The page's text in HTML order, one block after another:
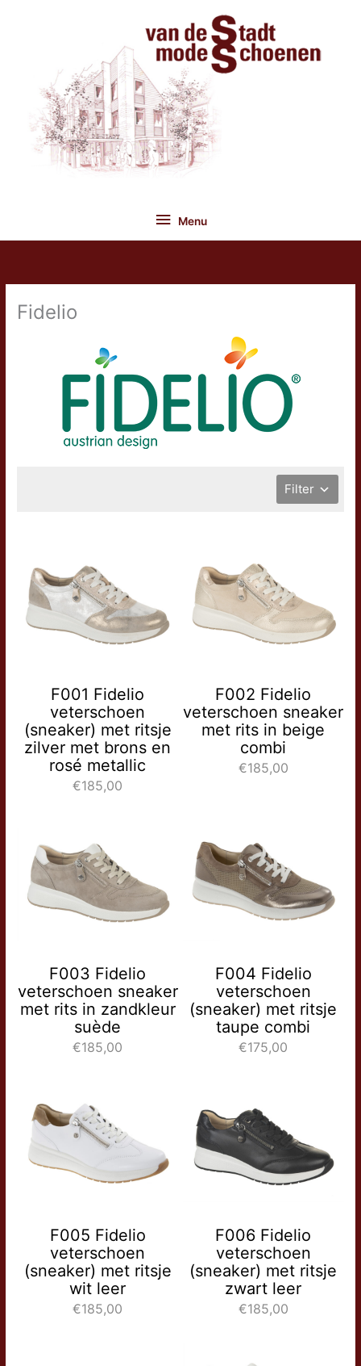
Menu
Menu
Fidelio
Filter
F001 Fidelio
veterschoen
(sneaker) met ritsje
zilver met brons en
rosé metallic
€185,00
F002 Fidelio
veterschoen sneaker
met rits in beige
combi
€185,00
F003 Fidelio
veterschoen sneaker
met rits in zandkleur
suède
€185,00
F004 Fidelio
veterschoen
(sneaker) met ritsje
taupe combi
€175,00
F005 Fidelio
veterschoen
(sneaker) met ritsje
wit leer
€185,00
F006 Fidelio
veterschoen
(sneaker) met ritsje
zwart leer
€185,00